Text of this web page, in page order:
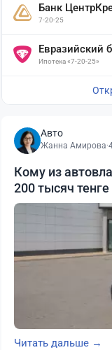
Банк
7-20-25
Евразийский
Ипотека «7-20-25»
Авто
Жанна Амирова·
Кому из
200 тысяч тенге
Читать дальше →